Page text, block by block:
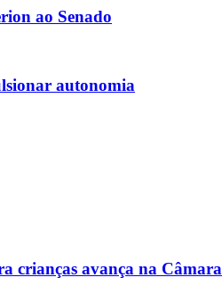
ao Senado
autonomia
crianças avança na Câmara